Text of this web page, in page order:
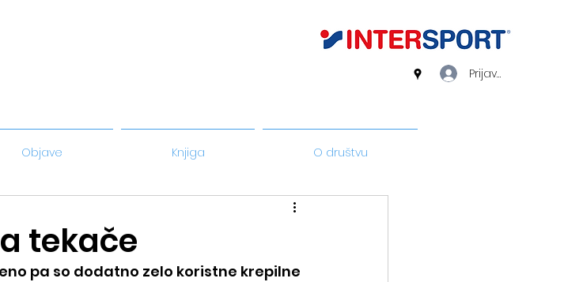
Prijava
Objave Knjiga O društvu
tekače
pa so dodatno zelo koristne krepilne